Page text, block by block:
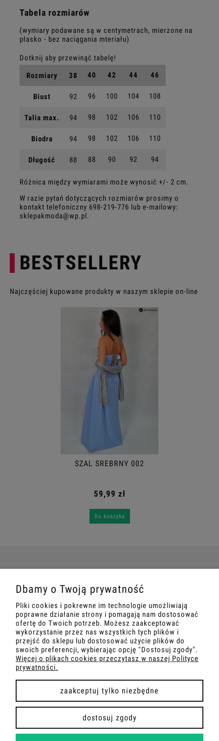
Tabela rozmiarów
(wymiary podawane są w centymetrach, mierzone na
płasko - bez naciągania mteriału)
Rozmiary 38 40 42 44 46
Biust 92 96 100 104 108
Talia max. 94 98 102 106 110
Biodra 94 98 102 106 110
Długość 88 88 90 92 94
Różnica między wymiarami może wynosić +/- 2 cm.
W razie pytań dotyczących rozmiarów prosimy o
kontakt telefoniczny 698-219-776 lub e-mailowy:
sklepakmoda@wp.pl.
BESTSELLERY
Najczęściej kupowane produkty w naszym sklepie on-line
SZAL SREBRNY 002
59,99 zł
Do koszyka
POMOC
MOJE KONTO
PŁATNOŚCI I DOSTAWA
INFORMACJE
O NAS
COPYRIGHT 2026 | WDROŻENIE FLASHCOM SP. Z O.O.
Dbamy o Twoją prywatność
Pliki cookies i pokrewne im technologie umożliwiają
poprawne działanie strony i pomagają nam dostosować
ofertę do Twoich potrzeb. Możesz zaakceptować
wykorzystanie przez nas wszystkich tych plików i
przejść do sklepu lub dostosować użycie plików do
swoich preferencji, wybierając opcję "Dostosuj zgody".
Więcej o plikach cookies przeczytasz w naszej Polityce
prywatności.
zaakceptuj tylko niezbędne
dostosuj zgody